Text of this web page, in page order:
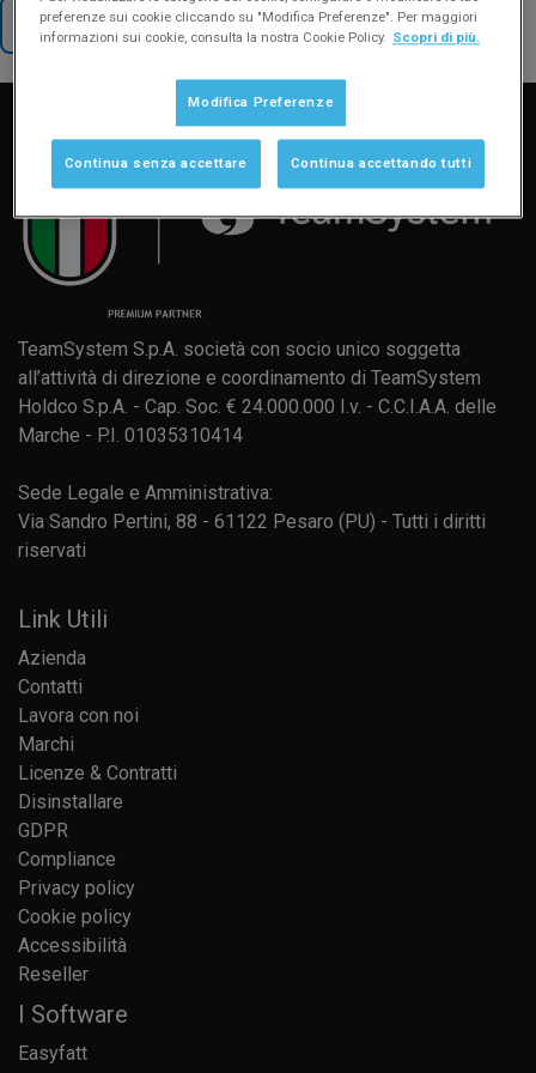
TORNA AL SUPPORTO
TeamSystem S.p.A. società con socio unico soggetta
all’attività di direzione e coordinamento di TeamSystem
Holdco S.p.A. - Cap. Soc. € 24.000.000 I.v. - C.C.I.A.A. delle
Marche - P.I. 01035310414
Sede Legale e Amministrativa:
Via Sandro Pertini, 88 - 61122 Pesaro (PU) - Tutti i diritti
riservati
Link Utili
Azienda
Contatti
Lavora con noi
Marchi
Licenze & Contratti
Disinstallare
GDPR
Compliance
Privacy policy
Cookie policy
Accessibilità
Reseller
I Software
Easyfatt
preferenze sui cookie cliccando su "Modifica Preferenze". Per maggiori
informazioni sui cookie, consulta la nostra Cookie Policy. Scopri di più.
Modifica Preferenze
Continua senza accettare Continua accettando tutti